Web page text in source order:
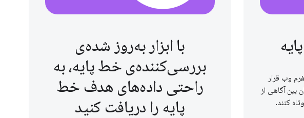
وب قرار
بین آگاهی از
کنند.
با ابزار به‌روز شده‌ی
بررسی‌کننده‌ی خط پایه، به
راحتی داده‌های هدف خط
پایه را دریافت کنید